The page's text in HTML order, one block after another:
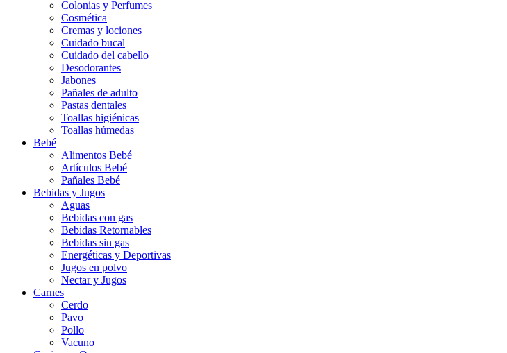
Colonias y Perfumes
Cosmética
Cremas y lociones
Cuidado bucal
Cuidado del cabello
Desodorantes
Jabones
Pañales de adulto
Pastas dentales
Toallas higiénicas
Toallas húmedas
Bebé
Alimentos Bebé
Artículos Bebé
Pañales Bebé
Bebidas y Jugos
Aguas
Bebidas con gas
Bebidas Retornables
Bebidas sin gas
Energéticas y Deportivas
Jugos en polvo
Nectar y Jugos
Carnes
Cerdo
Pavo
Pollo
Vacuno